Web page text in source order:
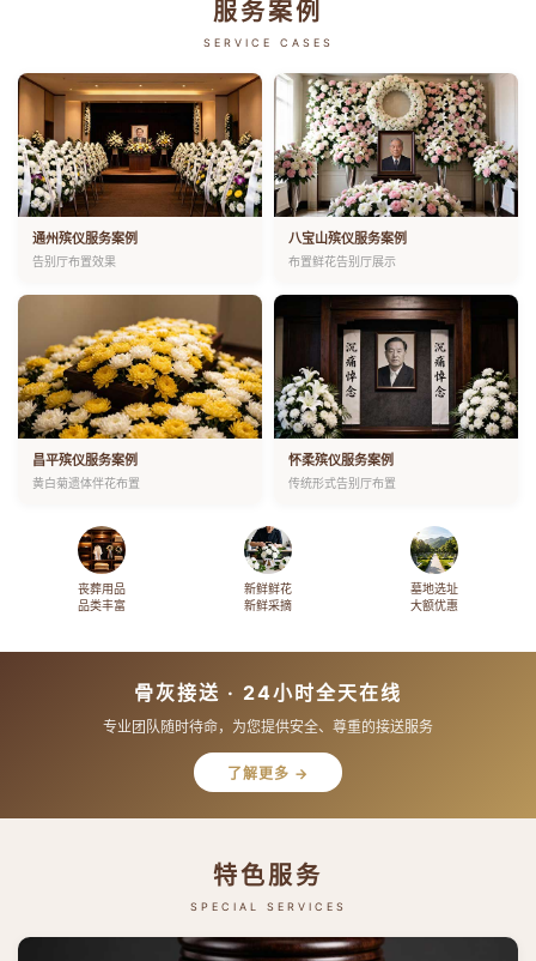
服务案例
SERVICE CASES
通州殡仪服务案例
告别厅布置效果
八宝山殡仪服务案例
布置鲜花告别厅展示
昌平殡仪服务案例
黄白菊遗体伴花布置
怀柔殡仪服务案例
传统形式告别厅布置
丧葬用品
品类丰富
新鲜鲜花
新鲜采摘
墓地选址
大额优惠
骨灰接送 · 24小时全天在线
专业团队随时待命，为您提供安全、尊重的接送服务
了解更多 →
特色服务
SPECIAL SERVICES